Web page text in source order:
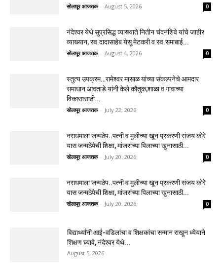
सोलापूर आजतक - August 5, 2026 0
नंदेश्वर येथे सुप्रसिद्ध व्याख्याते नितीन चंदनशिवे यांचे जाहीर
व्याख्यान, स्व.दादासाहेब येसू मेटकरी व स्व.समाबाई...
सोलापूर आजतक - August 4, 2026 0
स्तुत्य उपक्रम…रामेश्वर मासाळ यांच्या संकल्पनेचे आमदार
समाधान आवताडे यांनी केले कौतुक,शाळा व गावाच्या
विकासासाठी...
सोलापूर आजतक - July 22, 2026 0
नराधमाला जन्मठेप..पत्नी व मुलीच्या खून प्रकरणी संजय कोरे
यास जन्मठेपेची शिक्षा, मांजरांच्या पिलाच्या खुनासाठी...
सोलापूर आजतक - July 20, 2026 0
नराधमाला जन्मठेप..पत्नी व मुलीच्या खून प्रकरणी संजय कोरे
यास जन्मठेपेची शिक्षा, मांजरांच्या पिलाच्या खुनासाठी...
सोलापूर आजतक - July 20, 2026 0
विद्यार्थ्यांनी आई-वडिलांचा व शिक्षकांचा सन्मान राखून ध्येयाने
शिक्षण घ्यावे, नंदेश्वर येथे...
August 5, 2026